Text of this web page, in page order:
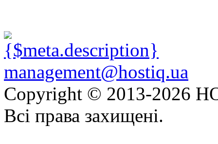
management@hostiq.ua
Copyright © 2013-2026
Всі права захищені.